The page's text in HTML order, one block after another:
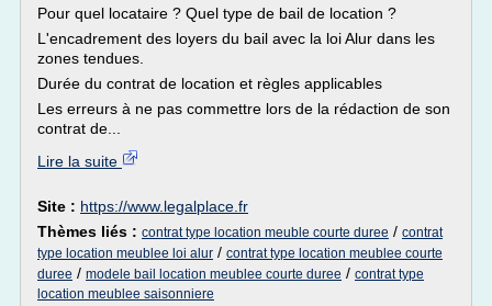
Pour quel locataire ? Quel type de bail de location ?
L'encadrement des loyers du bail avec la loi Alur dans les
zones tendues.
Durée du contrat de location et règles applicables
Les erreurs à ne pas commettre lors de la rédaction de son
contrat de...
Lire la suite
Site : https://www.legalplace.fr
Thèmes liés : contrat type location meuble courte duree / contrat
type location meublee loi alur / contrat type location meublee courte
duree / modele bail location meublee courte duree / contrat type
location meublee saisonniere